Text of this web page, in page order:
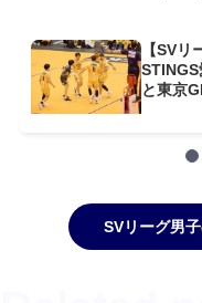
【SV
と東京
SVリーグ男